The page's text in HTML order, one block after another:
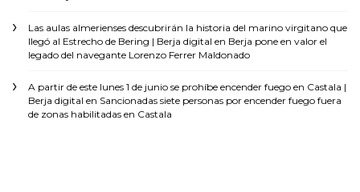
Las aulas almerienses descubrirán la historia del marino virgitano que
llegó al Estrecho de Bering | Berja digital en Berja pone en valor el
legado del navegante Lorenzo Ferrer Maldonado
A partir de este lunes 1 de junio se prohíbe encender fuego en Castala |
Berja digital en Sancionadas siete personas por encender fuego fuera
de zonas habilitadas en Castala